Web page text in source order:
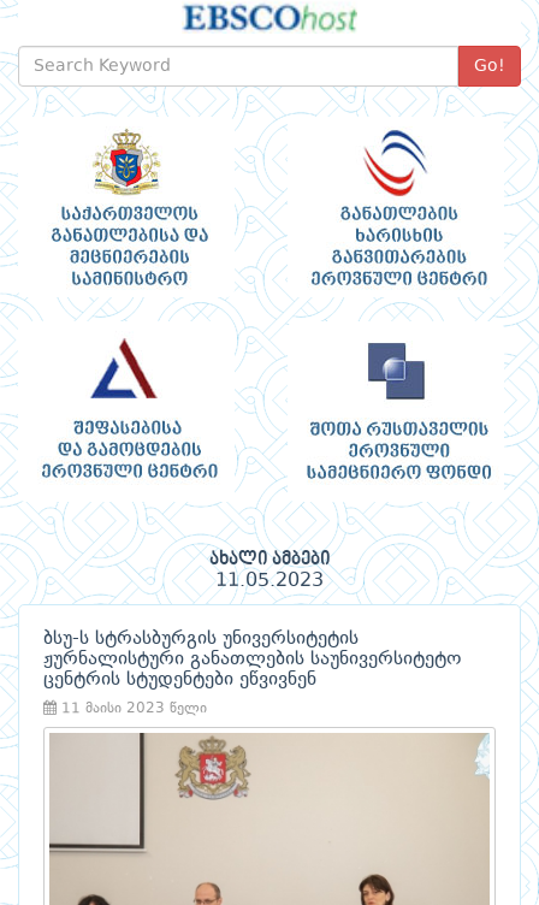
Go!
ახალი ამბები
11.05.2023
ბსუ-ს სტრასბურგის უნივერსიტეტის
ჟურნალისტური განათლების საუნივერსიტეტო
ცენტრის სტუდენტები ეწვივნენ
11 მაისი 2023 წელი